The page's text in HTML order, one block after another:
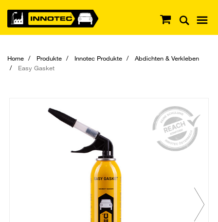
Home Produkte Innotec Produkte
Abdichten & Verkleben
Easy Gasket